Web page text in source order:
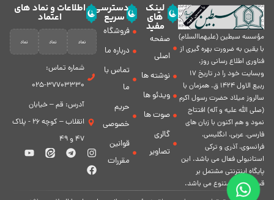
مؤسسه سبطين (عليهماالسلام)
با يقين به ضرورت بهره گیرى از
فناورى اطلاع رسانى روز،
وبسایت خود را در تاريخ 17
ربيع الاول 1424 ق. همزمان با
سالروز ميلاد حضرت رسول اكرم
(صلی الله علیه و آله) افتتاح
نمود و هم اكنون با زبان های
فارسی، عربى، انگلیسی،
فرانسوی، آذری و ترکی
استانبولی فعال مى باشد. اين
پايگاه اينترنتى مشتمل بر
قسمت هاى متنوع مى باشد.
لینک
های
مفید
صفحه
اصلی
نوشته ها
ویدئو ها
صوت ها
گالری
تصاویر
دسترسی
سریع
فروشگاه
درباره ما
تماس با
ما
حریم
خصوصی
قوانین
مقررات
اطلاعات و نماد های
اعتماد
شماره تماس:
37703330-025
آدرس: قم – خیابان
انقلاب – کوچه 26 - پلاک
47 و 49